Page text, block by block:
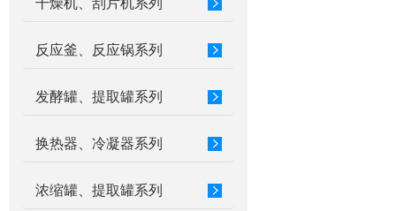
干燥机、刮片机系列
反应釜、反应锅系列
发酵罐、提取罐系列
换热器、冷凝器系列
浓缩罐、提取罐系列